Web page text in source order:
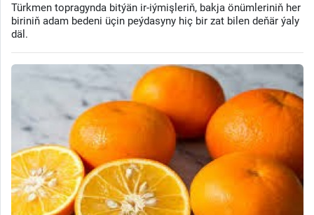
Türkmen topragynda bitýän ir-iýmişleriň, bakja önümleriniň her
biriniň adam bedeni üçin peýdasyny hiç bir zat bilen deňär ýaly
däl.